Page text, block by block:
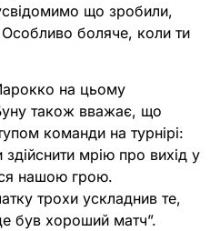
що зробили,
боляче, коли ти
на цьому
Буну також вважає, що
команди на турнірі:
мрію про вихід у
нашою грою.
трохи ускладнив те,
був хороший матч”.